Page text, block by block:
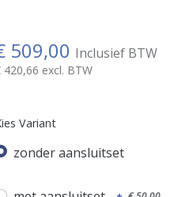
509,00 Inclusief BTW
420,66 excl. BTW
Variant
zonder aansluitset